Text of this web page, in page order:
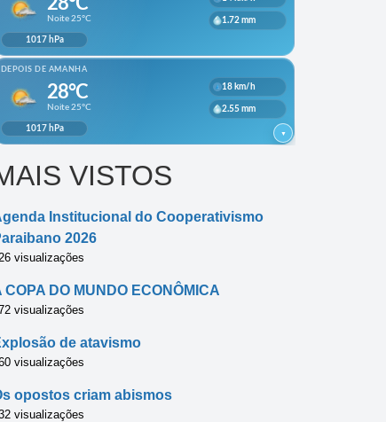
VISTOS
Institucional do Cooperativismo
2026
visualizações
COPA DO MUNDO ECONÔMICA
visualizações
de atavismo
visualizações
opostos criam abismos
visualizações